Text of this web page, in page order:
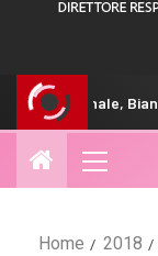
Bianchedi nuova
Home 2018